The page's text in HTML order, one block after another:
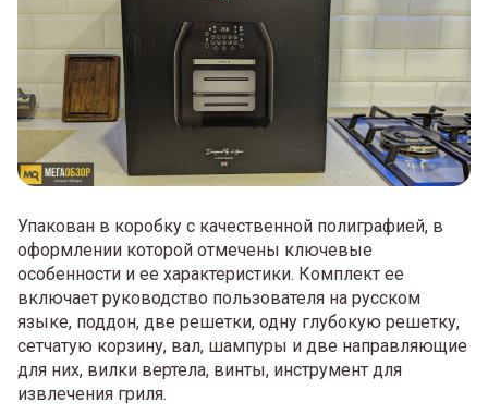
Упакован в коробку с качественной полиграфией, в
оформлении которой отмечены ключевые
особенности и ее характеристики. Комплект ее
включает руководство пользователя на русском
языке, поддон, две решетки, одну глубокую решетку,
сетчатую корзину, вал, шампуры и две направляющие
для них, вилки вертела, винты, инструмент для
извлечения гриля.